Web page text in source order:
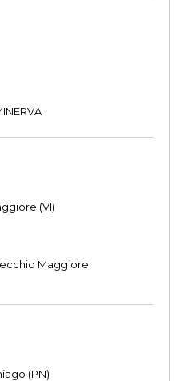
(VI)
Maggiore
(PN)